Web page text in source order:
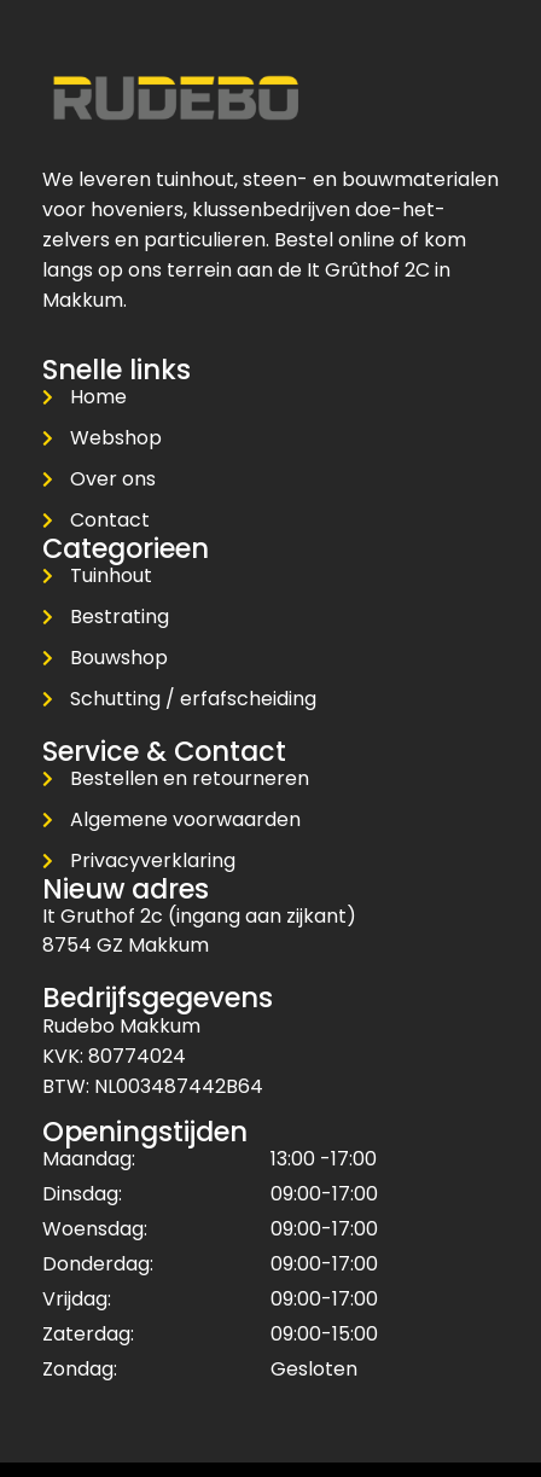
We leveren tuinhout, steen- en bouwmaterialen
voor hoveniers, klussenbedrijven doe-het-
zelvers en particulieren. Bestel online of kom
langs op ons terrein aan de It Grûthof 2C in
Makkum.
Snelle links
Home
Webshop
Over ons
Contact
Categorieen
Tuinhout
Bestrating
Bouwshop
Schutting / erfafscheiding
Service & Contact
Bestellen en retourneren
Algemene voorwaarden
Privacyverklaring
Nieuw adres
It Gruthof 2c (ingang aan zijkant)
8754 GZ Makkum
Bedrijfsgegevens
Rudebo Makkum
KVK: 80774024
BTW: NL003487442B64
Openingstijden
Maandag:
13:00 -17:00
Dinsdag:
09:00-17:00
Woensdag:
09:00-17:00
Donderdag:
09:00-17:00
Vrijdag:
09:00-17:00
Zaterdag:
09:00-15:00
Zondag:
Gesloten